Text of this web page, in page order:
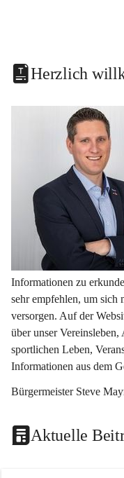
Herzlich
Informationen zu
sehr empfehlen, um sich
versorgen. Auf der
über unser
sportlichen Leben,
Informationen aus dem
Bürgermeister Steve
Aktuelle